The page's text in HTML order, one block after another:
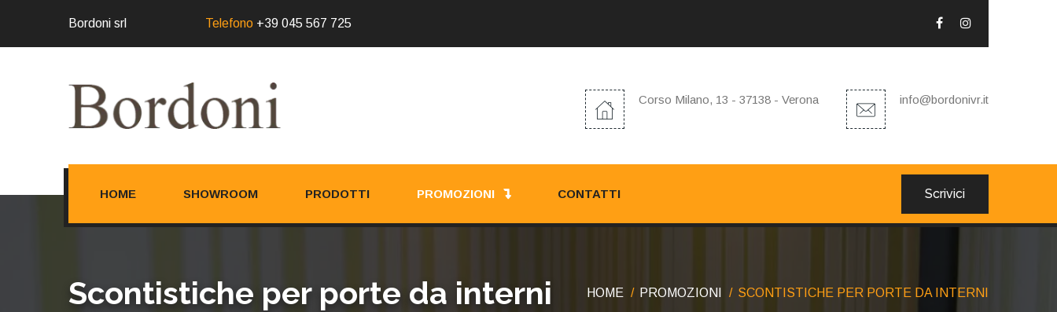
Bordoni srl Telefono +39 045 567 725
Corso Milano, 13 - 37138 - Verona info@bordonivr.it
HOME SHOWROOM PRODOTTI PROMOZIONI CONTATTI Scrivici
Scontistiche per porte da interni HOME PROMOZIONI SCONTISTICHE PER PORTE DA INTERNI